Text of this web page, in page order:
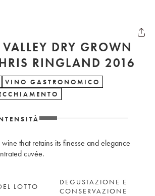
DRY GROWN
SHIRAZ CHRIS RINGLAND 2016
VINO GASTRONOMICO
that retains its finesse and elegance
cuvée.
LOTTO
DEGUSTAZIONE E
CONSERVAZIONE